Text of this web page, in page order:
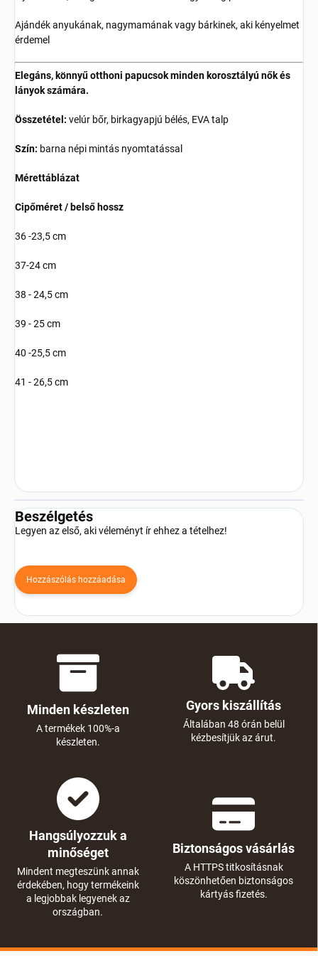
Ajándék anyukának, nagymamának vagy bárkinek, aki kényelmet
érdemel
Elegáns, könnyű otthoni papucsok minden korosztályú nők és
lányok számára.
Összetétel: velúr bőr, birkagyapjú bélés, EVA talp
Szín: barna népi mintás nyomtatással
Mérettáblázat
Cipőméret / belső hossz
36 -23,5 cm
37-24 cm
38 - 24,5 cm
39 - 25 cm
40 -25,5 cm
41 - 26,5 cm
Beszélgetés
Legyen az első, aki véleményt ír ehhez a tételhez!
Hozzászólás hozzáadása
Minden készleten
A termékek 100%-a
készleten.
Gyors kiszállítás
Általában 48 órán belül
kézbesítjük az árut.
Hangsúlyozzuk a
minőséget
Mindent megteszünk annak
érdekében, hogy termékeink
a legjobbak legyenek az
országban.
Biztonságos vásárlás
A HTTPS titkosításnak
köszönhetően biztonságos
kártyás fizetés.